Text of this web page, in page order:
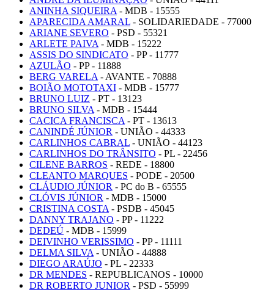
ANINHA SIQUEIRA - MDB - 15555
APARECIDA AMARAL - SOLIDARIEDADE - 77000
ARIANE SEVERO - PSD - 55321
ARLETE PAIVA - MDB - 15222
ASSIS DO SINDICATO - PP - 11777
AZULÃO - PP - 11888
BERG VARELA - AVANTE - 70888
BOIÃO MOTOTAXI - MDB - 15777
BRUNO LUIZ - PT - 13123
BRUNO SILVA - MDB - 15444
CACICA FRANCISCA - PT - 13613
CANINDÉ JÚNIOR - UNIÃO - 44333
CARLINHOS CABRAL - UNIÃO - 44123
CARLINHOS DO TRÂNSITO - PL - 22456
CILENE BARROS - REDE - 18800
CLEANTO MARQUES - PODE - 20500
CLÁUDIO JÚNIOR - PC do B - 65555
CLÓVIS JÚNIOR - MDB - 15000
CRISTINA COSTA - PSDB - 45045
DANNY TRAJANO - PP - 11222
DEDEÚ - MDB - 15999
DEIVINHO VERISSIMO - PP - 11111
DELMA SILVA - UNIÃO - 44888
DIEGO ARAÚJO - PL - 22333
DR MENDES - REPUBLICANOS - 10000
DR ROBERTO JUNIOR - PSD - 55999